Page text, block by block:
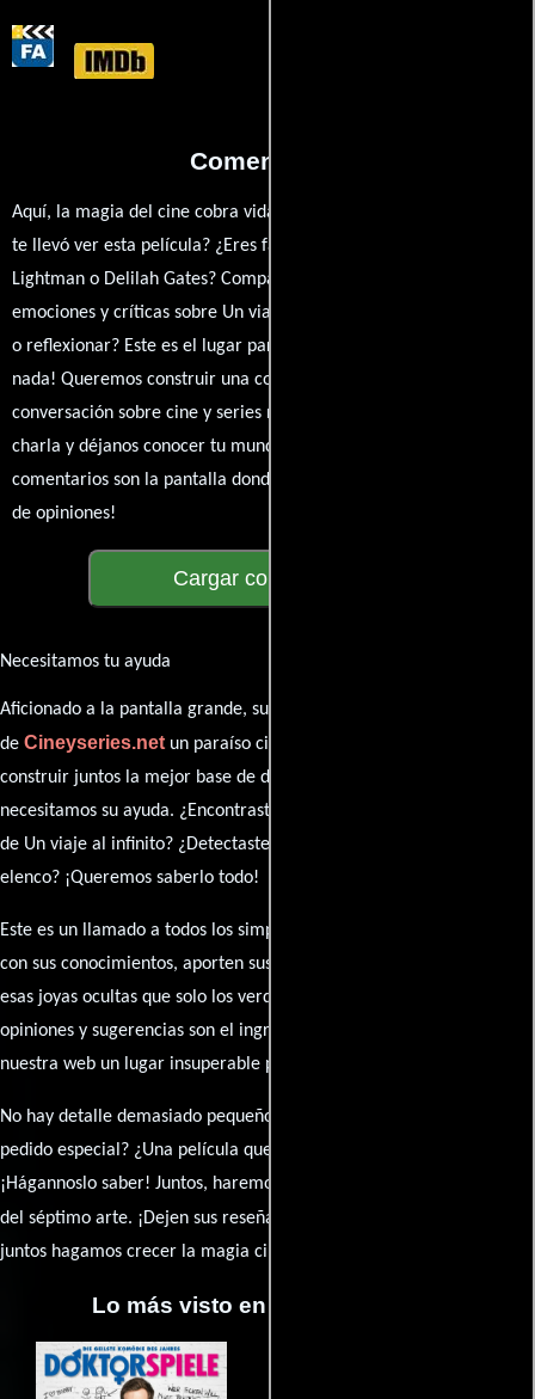
Comentarios
Aquí, la magia del cine cobra vida a través de tus opiniones. ¿Qué
te llevó ver esta película? ¿Eres fan de Jonathan Halperin, Alan
Lightman o Delilah Gates? Comparte tus pensamientos,
emociones y críticas sobre Un viaje al infinito. ¿Te hizo reír, llorar
o reflexionar? Este es el lugar para expresarlo. ¡No te guardes
nada! Queremos construir una comunidad apasionada donde la
conversación sobre cine y series nunca se detenga. Únete a la
charla y déjanos conocer tu mundo cinematográfico. ¡Los
comentarios son la pantalla donde se proyecta nuestra diversidad
de opiniones!
Cargar comentarios
Necesitamos tu ayuda
Aficionado a la pantalla grande, su participación es clave para hacer
de Cineyseries.netun paraíso cinéfilo completo. Queremos
construir juntos la mejor base de datos cinematográfica, pero
necesitamos su ayuda. ¿Encontraste algún dato faltante en la ficha
de Un viaje al infinito? ¿Detectaste algún error en la sinopsis o el
elenco? ¡Queremos saberlo todo!
Este es un llamado a todos los simpatizantes del cine: contribuyan
con sus conocimientos, aporten sus descubrimientos y compartan
esas joyas ocultas que solo los verdaderos fanáticos conocen. Sus
opiniones y sugerencias son el ingrediente secreto que hará de
nuestra web un lugar insuperable para los amantes del celuloide.
No hay detalle demasiado pequeño ni opinión insignificante. ¿Algún
pedido especial? ¿Una película que sueñas con ver reseñada?
¡Hágannoslo saber! Juntos, haremos de esta comunidad el epicentro
del séptimo arte. ¡Dejen sus reseña en la
juntos hagamos crecer la magia cinematográfica!
Lo más visto en Cineyseries.net